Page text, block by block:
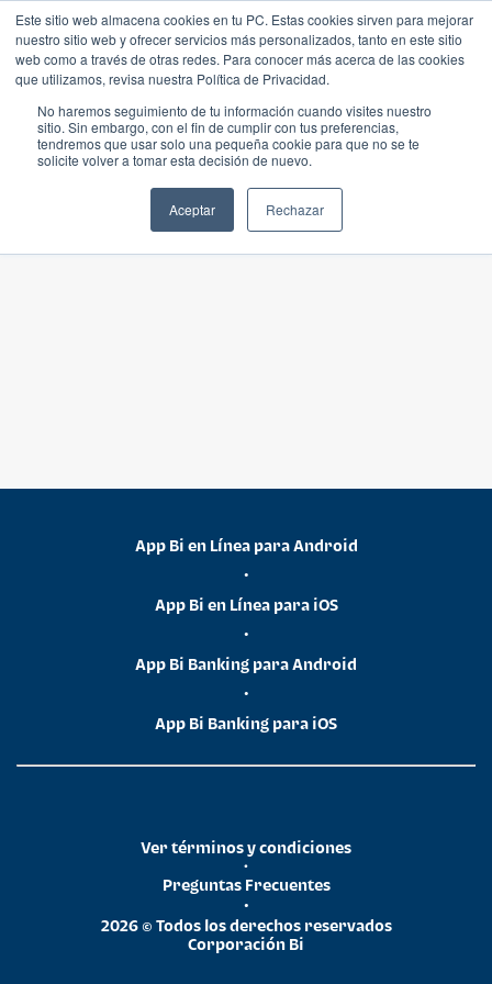
Este sitio web almacena cookies en tu PC. Estas cookies sirven para mejorar
nuestro sitio web y ofrecer servicios más personalizados, tanto en este sitio
web como a través de otras redes. Para conocer más acerca de las cookies
que utilizamos, revisa nuestra Política de Privacidad.
No haremos seguimiento de tu información cuando visites nuestro
sitio. Sin embargo, con el fin de cumplir con tus preferencias,
tendremos que usar solo una pequeña cookie para que no se te
solicite volver a tomar esta decisión de nuevo.
Aceptar Rechazar
App Bi en Línea para Android
•
App Bi en Línea para iOS
•
App Bi Banking para Android
•
App Bi Banking para iOS
2026 © Todos los derechos reservados
Corporación Bi
•
Preguntas Frecuentes
•
Ver términos y condiciones